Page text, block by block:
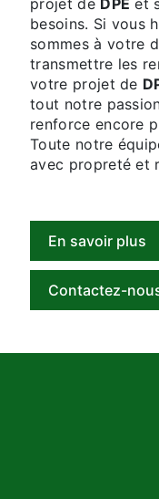
besoins. Si vous
sommes à votre
transmettre les
votre projet de
tout notre
renforce encore
Toute notre
avec propreté et
En savoir plus
Contactez-